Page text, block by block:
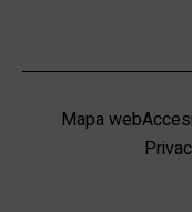
Mapa web